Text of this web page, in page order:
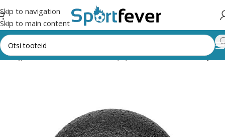
Skip to navigation
Skip to main content
kategooriad Fitness,trenažöörid ja jõusaal Pallid Massaažipall